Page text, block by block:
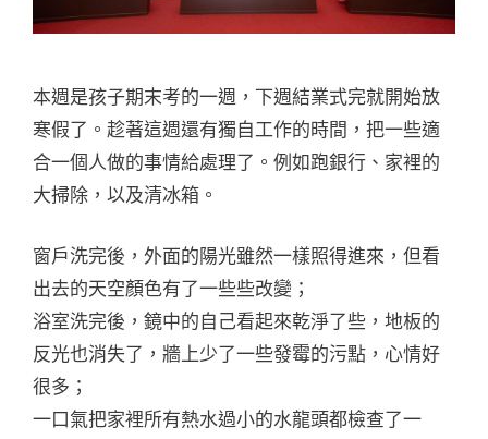
本週是孩子期末考的一週，下週結業式完就開始放
寒假了。趁著這週還有獨自工作的時間，把一些適
合一個人做的事情給處理了。例如跑銀行、家裡的
大掃除，以及清冰箱。
窗戶洗完後，外面的陽光雖然一樣照得進來，但看
出去的天空顏色有了一些些改變；
浴室洗完後，鏡中的自己看起來乾淨了些，地板的
反光也消失了，牆上少了一些發霉的污點，心情好
很多；
一口氣把家裡所有熱水過小的水龍頭都檢查了一